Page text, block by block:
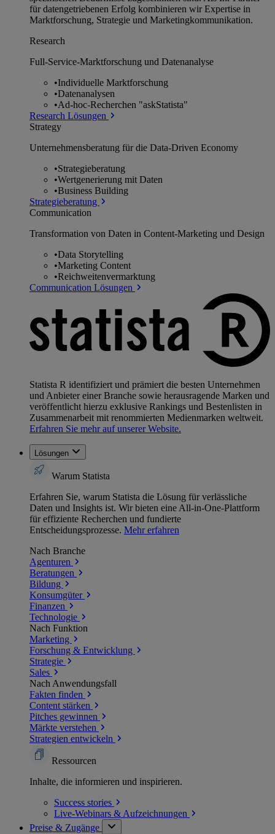
für datengetriebenen Erfolg kombinieren wir Expertise in
Marktforschung, Strategie und Marketingkommunikation.
Research
Full-Service-Marktforschung und Datenanalyse
•Individuelle Marktforschung
•Datenanalysen
•Ad-hoc-Recherchen "askStatista"
Research Lösungen
Strategy
Unternehmens­beratung für die Data-Driven Economy
•Strategieberatung
•Wertgenerierung mit Daten
•Business Building
Strategieberatung
Communication
Transformation von Daten in Content-Marketing und Design
•Data Storytelling
•Marketing Content
•Reichweitenvermarktung
Communication Lösungen
Statista R identifiziert und prämiert die besten Unternehmen
und Anbieter einer Branche sowie herausragende Marken und
veröffentlicht hierzu exklusive Rankings und Bestenlisten in
Zusammenarbeit mit renommierten Medienmarken weltweit.
Erfahren Sie mehr auf unserer Website.
Lösungen
Warum Statista
Erfahren Sie, warum Statista die Lösung für verlässliche
Daten und Insights ist. Wir bieten eine All-in-One-Plattform
für effiziente Recherchen und fundierte
Entscheidungsprozesse. Mehr erfahren
Nach Branche
Agenturen
Beratungen
Bildung
Konsumgüter
Finanzen
Technologie
Nach Funktion
Marketing
Forschung & Entwicklung
Strategie
Sales
Nach Anwendungsfall
Fakten finden
Content stärken
Pitches gewinnen
Märkte verstehen
Strategien entwickeln
Ressourcen
Inhalte, die informieren und inspirieren.
Success stories
Live-Webinars & Aufzeichnungen
Preise & Zugänge